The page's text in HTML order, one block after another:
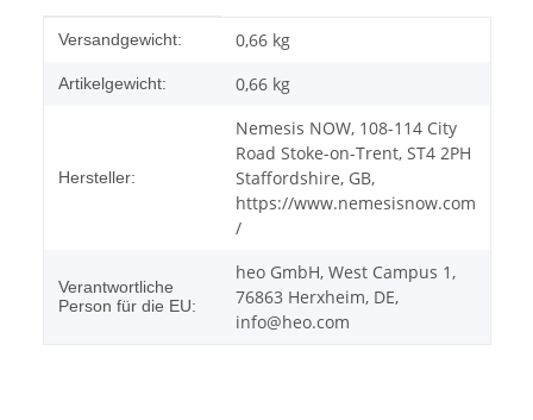
Produkteigenschaft
Wert
Versandgewicht: 0,66 kg
Artikelgewicht: 0,66 kg
Hersteller:
Nemesis NOW, 108-114 City
Road Stoke-on-Trent, ST4 2PH
Staffordshire, GB,
https://www.nemesisnow.com
/
Verantwortliche
Person für die EU:
heo GmbH, West Campus 1,
76863 Herxheim, DE,
info@heo.com